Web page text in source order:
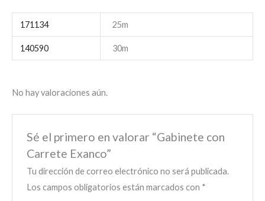
171134 25m
140590 30m
No hay valoraciones aún.
Sé el primero en valorar “Gabinete con
Carrete Exanco”
Tu dirección de correo electrónico no será publicada.
Los campos obligatorios están marcados con *